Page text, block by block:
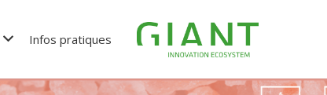
Infos pratiques